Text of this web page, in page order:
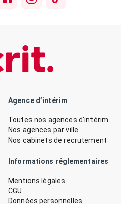
Agence d’intérim
Toutes nos agences d’intérim
Nos agences par ville
Nos cabinets de recrutement
Informations réglementaires
Mentions légales
CGU
Données personnelles